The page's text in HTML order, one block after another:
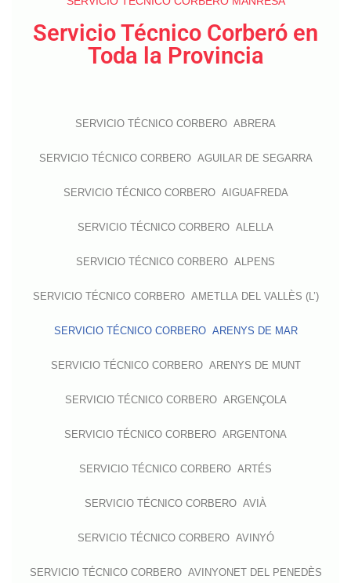
Servicio Técnico Corberó en
Toda la Provincia
SERVICIO TÉCNICO CORBERO ABRERA
SERVICIO TÉCNICO CORBERO AGUILAR DE SEGARRA
SERVICIO TÉCNICO CORBERO AIGUAFREDA
SERVICIO TÉCNICO CORBERO ALELLA
SERVICIO TÉCNICO CORBERO ALPENS
SERVICIO TÉCNICO CORBERO AMETLLA DEL VALLÈS (L’)
SERVICIO TÉCNICO CORBERO ARENYS DE MAR
SERVICIO TÉCNICO CORBERO ARENYS DE MUNT
SERVICIO TÉCNICO CORBERO ARGENÇOLA
SERVICIO TÉCNICO CORBERO ARGENTONA
SERVICIO TÉCNICO CORBERO ARTÉS
SERVICIO TÉCNICO CORBERO AVIÀ
SERVICIO TÉCNICO CORBERO AVINYÓ
SERVICIO TÉCNICO CORBERO AVINYONET DEL PENEDÈS